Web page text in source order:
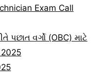
Exam Call
પછાત વર્ગો (OBC) માટે